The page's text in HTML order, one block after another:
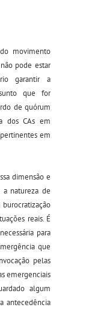
movimento
pode estar
garantir a
que for
de quórum
dos CAs em
em
dimensão e
natureza de
reais. É
para
que
pelas
emergenciais
algum
antecedência